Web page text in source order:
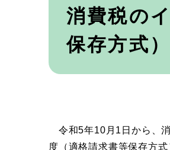
消費税の
保存方式
令和5年10月1日から、
度（適格請求書等保存方式